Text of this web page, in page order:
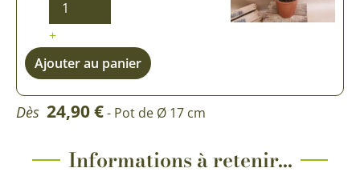
+
Ajouter au panier
Dès 24,90€- Pot de Ø 17 cm
Informations à retenir...